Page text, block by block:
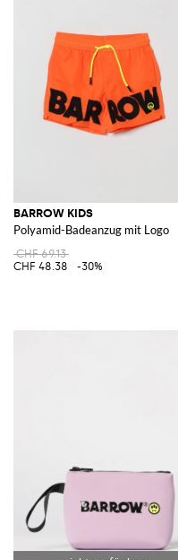
BARROW KIDS
Polyamid-Badeanzug mit Logo
CHF 69.13
CHF 48.38
-30%